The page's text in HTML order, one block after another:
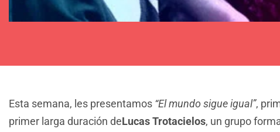
Esta semana, les presentamos “El mundo sigue igual”,
primer larga duración deLucas Trotacielos, un grupo